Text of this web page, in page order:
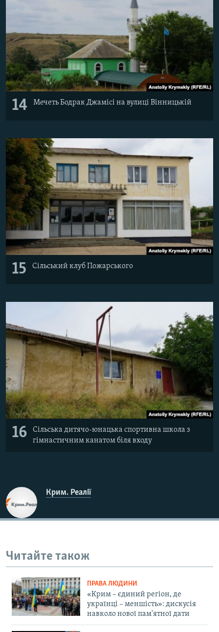
14 Мечеть Бодрак Джамісі на вулиці Вінницькій
15 Сільський клуб Пожарського
16
Сільська дитячо-юнацька спортивна школа з
гімнастичним канатом біля входу
Крим. Реалії
Читайте також
ПРАВА ЛЮДИНИ
«Крим – єдиний регіон, де
українці – меншість»: дискусія
навколо нової пам'ятної дати